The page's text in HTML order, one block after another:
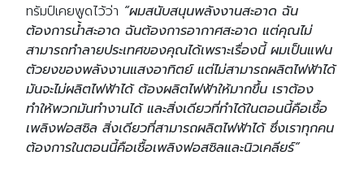
ทรัมป์เคยพูดไว้ว่า “ผมสนับสนุนพลังงานสะอาด ฉัน
ต้องการน้ำสะอาด ฉันต้องการอากาศสะอาด แต่คุณไม่
สามารถทำลายประเทศของคุณได้เพราะเรื่องนี้ ผมเป็นแฟน
ตัวยงของพลังงานแสงอาทิตย์ แต่ไม่สามารถผลิตไฟฟ้าได้
มันจะไม่ผลิตไฟฟ้าได้ ต้องผลิตไฟฟ้าให้มากขึ้น เราต้อง
ทำให้พวกมันทำงานได้ และสิ่งเดียวที่ทำได้ในตอนนี้คือเชื้อ
เพลิงฟอสซิล สิ่งเดียวที่สามารถผลิตไฟฟ้าได้ ซึ่งเราทุกคน
ต้องการในตอนนี้คือเชื้อเพลิงฟอสซิลและนิวเคลียร์”